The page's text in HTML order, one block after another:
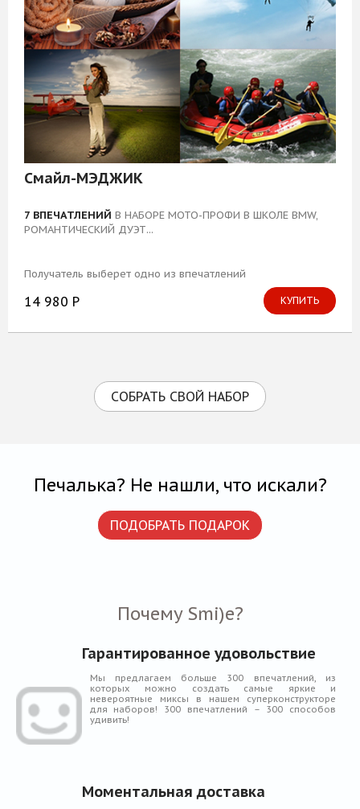
Смайл-МЭДЖИК
7 ВПЕЧАТЛЕНИЙ В НАБОРЕ МОТО-ПРОФИ В ШКОЛЕ BMW,
РОМАНТИЧЕСКИЙ ДУЭТ...
Получатель выберет одно из впечатлений
14 980 Р КУПИТЬ
СОБРАТЬ СВОЙ НАБОР
Печалька? Не нашли, что искали?
ПОДОБРАТЬ ПОДАРОК
Почему Smi)e?
Гарантированное удовольствие
Мы предлагаем больше 300 впечатлений, из
которых можно создать самые яркие и
невероятные миксы в нашем суперконструкторе
для наборов! 300 впечатлений – 300 способов
удивить!
Моментальная доставка